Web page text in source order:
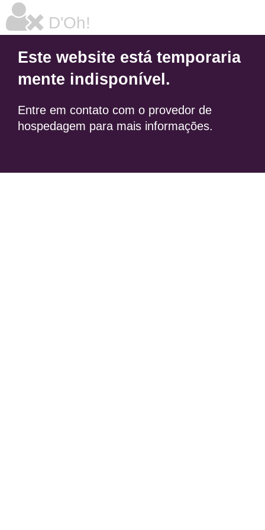
D'Oh!
Este website está temporaria
mente indisponível.
Entre em contato com o provedor de
hospedagem para mais informações.